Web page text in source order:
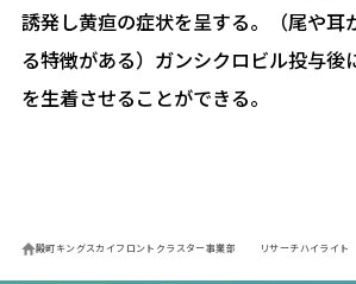
誘発し黄疸の症状を呈する。（尾や耳
る特徴がある）ガンシクロビル投与後
を生着させることができる。
殿町キングスカイフロントクラスター事業部 リサーチハイライト